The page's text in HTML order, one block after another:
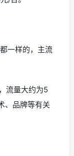
一样的，主流
流量大约为5
、品牌等有关